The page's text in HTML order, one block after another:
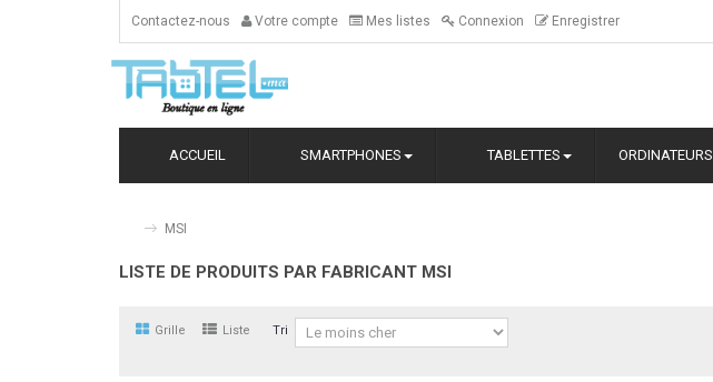
Contactez-nous Votre compte Mes listes Connexion Enregistrer
ACCUEIL SMARTPHONES TABLETTES ORDINATEURS
MSI
LISTE DE PRODUITS PAR FABRICANT MSI
Grille Liste Tri